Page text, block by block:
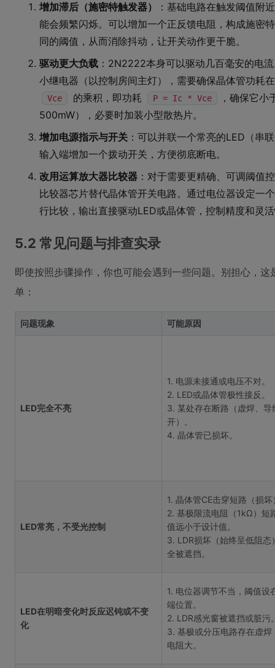
增加滞后（施密特触发器）
：基础电路在触发阈值附
能会频繁闪烁。可以增加一个正反馈电阻，构成施密
同的阈值，从而消除抖动，让开关动作更干脆。
驱动更大负载 ：2N2222本身可以驱动几百毫安的电
小继电器（以控制房间主灯），需要确保晶体管功耗
Vce 的乘积，即功耗 P = Ic * Vce
，确保它
500mW），必要时加装小型散热片。
增加电源指示与开关 ：可以并联一个常亮的LED（串
输入端增加一个拨动开关，方便彻底断电。
改用运算放大器比较器 ：对于需要更精确、可调阈值
比较器芯片替代晶体管开关电路。通过电位器设定一
行比较，输出直接驱动LED或晶体管，控制精度和灵
5.2 常见问题与排查实录
即使按照步骤操作，你也可能会遇到一些问题。别担心，
单：
问题现象 可能原因
LED完全不亮
1. 电源未接通或电压不对。
2. LED或晶体管极性接反。
3. 某处存在断路（虚焊、导
开）。
4. 晶体管已损坏。
LED常亮，不受光控制
1. 晶体管CE击穿短路（损坏
2. 基极限流电阻（1kΩ）短
值远小于设计值。
3. LDR损坏（始终呈低阻态
全被遮挡。
LED在明暗变化时反应迟钝或不变
化
1. 电位器调节不当，阈值设
端位置。
2. LDR感光窗被遮挡或脏污
3. 基极或分压电路存在虚焊
电阻大。